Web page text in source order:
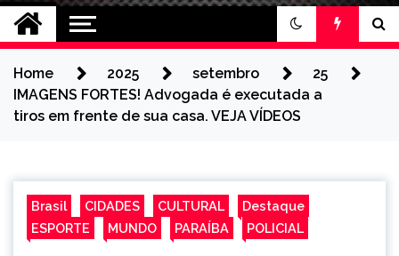
Home 2025 setembro
25
IMAGENS FORTES! Advogada é executada a
tiros em frente de sua casa. VEJA VÍDEOS
Brasil CIDADES CULTURAL
Destaque
ESPORTE
MUNDO PARAÍBA POLICIAL